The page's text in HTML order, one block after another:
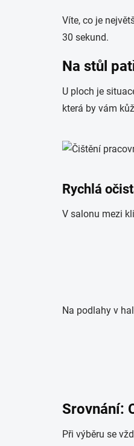
Víte, co je
30 sekund.
Na stůl
U ploch je
která by vám
Rychlá
V salonu mezi
Na podlahy v
Srovnání:
Při výběru se